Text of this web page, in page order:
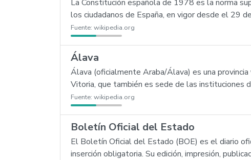
La Constitución española de 1978 es la norma
los ciudadanos de España, en vigor desde el 29
Fuente: wikipedia.org
Álava
Álava (oficialmente Araba/Álava) es una
Vitoria, que también es sede de las instituciones
Fuente: wikipedia.org
Boletín Oficial del Estado
El Boletín Oficial del Estado (BOE) es el diario
inserción obligatoria. Su edición, impresión,